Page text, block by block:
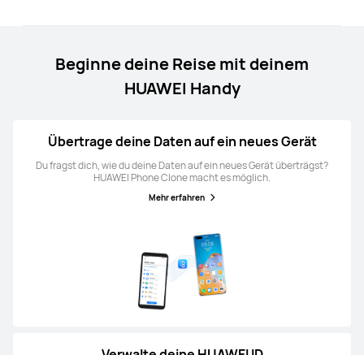
Beginne deine Reise mit deinem
HUAWEI Handy
Übertrage deine Daten auf ein neues Gerät
Du fragst dich, wie du deine Daten auf ein neues Gerät überträgst?
HUAWEI Phone Clone macht es möglich.
Mehr erfahren